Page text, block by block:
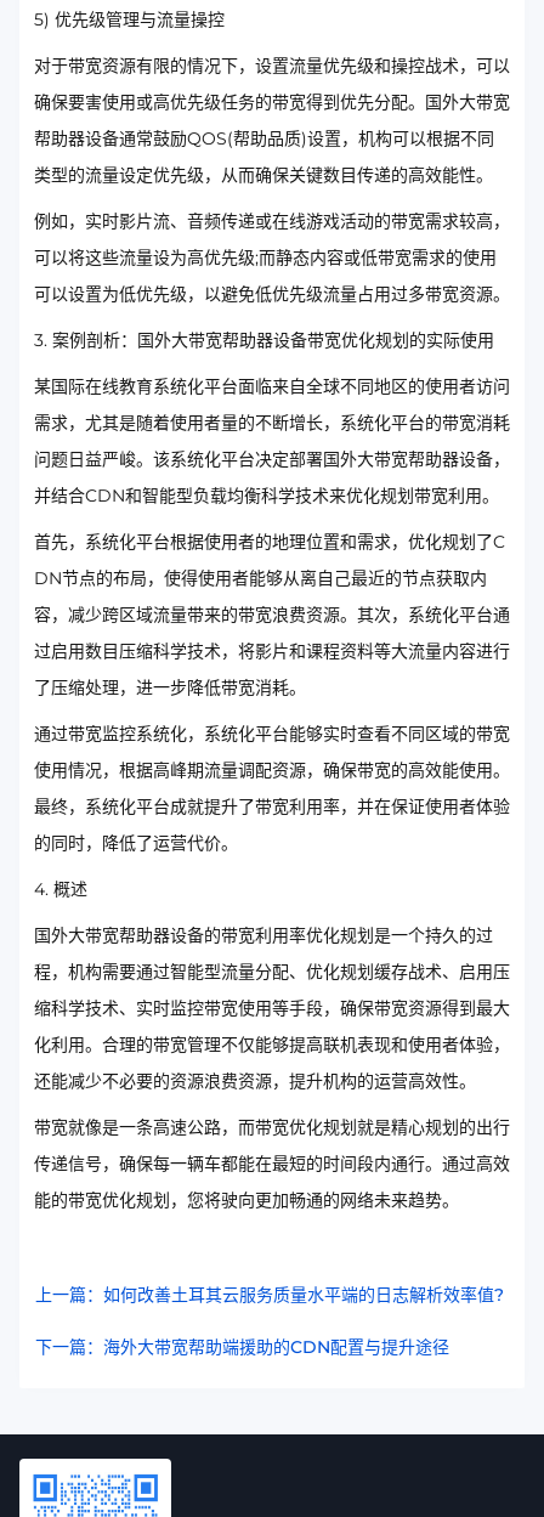
5) 优先级管理与流量操控
对于带宽资源有限的情况下，设置流量优先级和操控战术，可以
确保要害使用或高优先级任务的带宽得到优先分配。国外大带宽
帮助器设备通常鼓励QOS(帮助品质)设置，机构可以根据不同
类型的流量设定优先级，从而确保关键数目传递的高效能性。
例如，实时影片流、音频传递或在线游戏活动的带宽需求较高，
可以将这些流量设为高优先级;而静态内容或低带宽需求的使用
可以设置为低优先级，以避免低优先级流量占用过多带宽资源。
3. 案例剖析：国外大带宽帮助器设备带宽优化规划的实际使用
某国际在线教育系统化平台面临来自全球不同地区的使用者访问
需求，尤其是随着使用者量的不断增长，系统化平台的带宽消耗
问题日益严峻。该系统化平台决定部署国外大带宽帮助器设备，
并结合CDN和智能型负载均衡科学技术来优化规划带宽利用。
首先，系统化平台根据使用者的地理位置和需求，优化规划了C
DN节点的布局，使得使用者能够从离自己最近的节点获取内
容，减少跨区域流量带来的带宽浪费资源。其次，系统化平台通
过启用数目压缩科学技术，将影片和课程资料等大流量内容进行
了压缩处理，进一步降低带宽消耗。
通过带宽监控系统化，系统化平台能够实时查看不同区域的带宽
使用情况，根据高峰期流量调配资源，确保带宽的高效能使用。
最终，系统化平台成就提升了带宽利用率，并在保证使用者体验
的同时，降低了运营代价。
4. 概述
国外大带宽帮助器设备的带宽利用率优化规划是一个持久的过
程，机构需要通过智能型流量分配、优化规划缓存战术、启用压
缩科学技术、实时监控带宽使用等手段，确保带宽资源得到最大
化利用。合理的带宽管理不仅能够提高联机表现和使用者体验，
还能减少不必要的资源浪费资源，提升机构的运营高效性。
带宽就像是一条高速公路，而带宽优化规划就是精心规划的出行
传递信号，确保每一辆车都能在最短的时间段内通行。通过高效
能的带宽优化规划，您将驶向更加畅通的网络未来趋势。
上一篇：如何改善土耳其云服务质量水平端的日志解析效率值?
下一篇：海外大带宽帮助端援助的CDN配置与提升途径